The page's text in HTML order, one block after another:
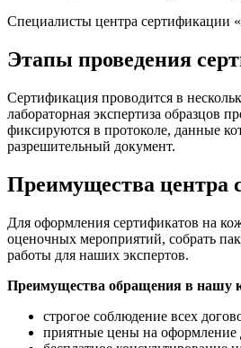
Специалисты центра сертификации
Этапы проведения
Сертификация проводится в
лабораторная экспертиза образцов
фиксируются в протоколе, данные
разрешительный документ.
Преимущества центра
Для оформления сертификатов на
оценочных мероприятий, собрать
работы для наших экспертов.
Преимущества обращения в нашу
строгое соблюдение всех
приятные цены на оформление